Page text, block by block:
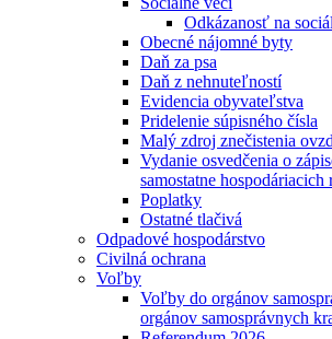
Odkázanosť na
Obecné nájomné byty
Daň za psa
Daň z nehnuteľností
Evidencia obyvateľstva
Pridelenie súpisného čísla
Malý zdroj znečistenia
Vydanie osvedčenia o
samostatne
Poplatky
Ostatné tlačivá
Odpadové hospodárstvo
Civilná ochrana
Voľby
Voľby do orgánov
orgánov samosprávnych